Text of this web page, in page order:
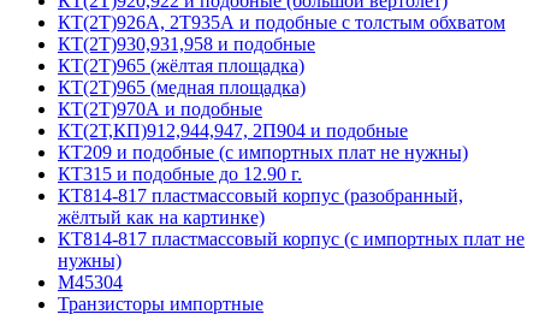
КТ(2Т)926А, 2Т935А и подобные с толстым обхватом
КТ(2Т)930,931,958 и подобные
КТ(2Т)965 (жёлтая площадка)
КТ(2Т)965 (медная площадка)
КТ(2Т)970А и подобные
КТ(2Т,КП)912,944,947, 2П904 и подобные
КТ209 и подобные (с импортных плат не нужны)
КТ315 и подобные до 12.90 г.
КТ814-817 пластмассовый корпус (разобранный,
жёлтый как на картинке)
КТ814-817 пластмассовый корпус (с импортных плат не
нужны)
М45304
Транзисторы импортные